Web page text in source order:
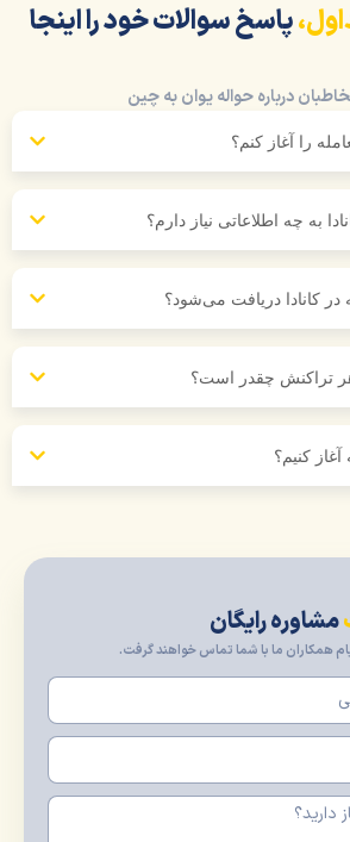
پاسخ سوالات خود را اینجا
حواله یوان به چین
آغاز کنم؟
اطلاعاتی نیاز دارم؟
دریافت می‌شود؟
چقدر است؟
رایگان
ما با شما تماس خواهند گرفت.